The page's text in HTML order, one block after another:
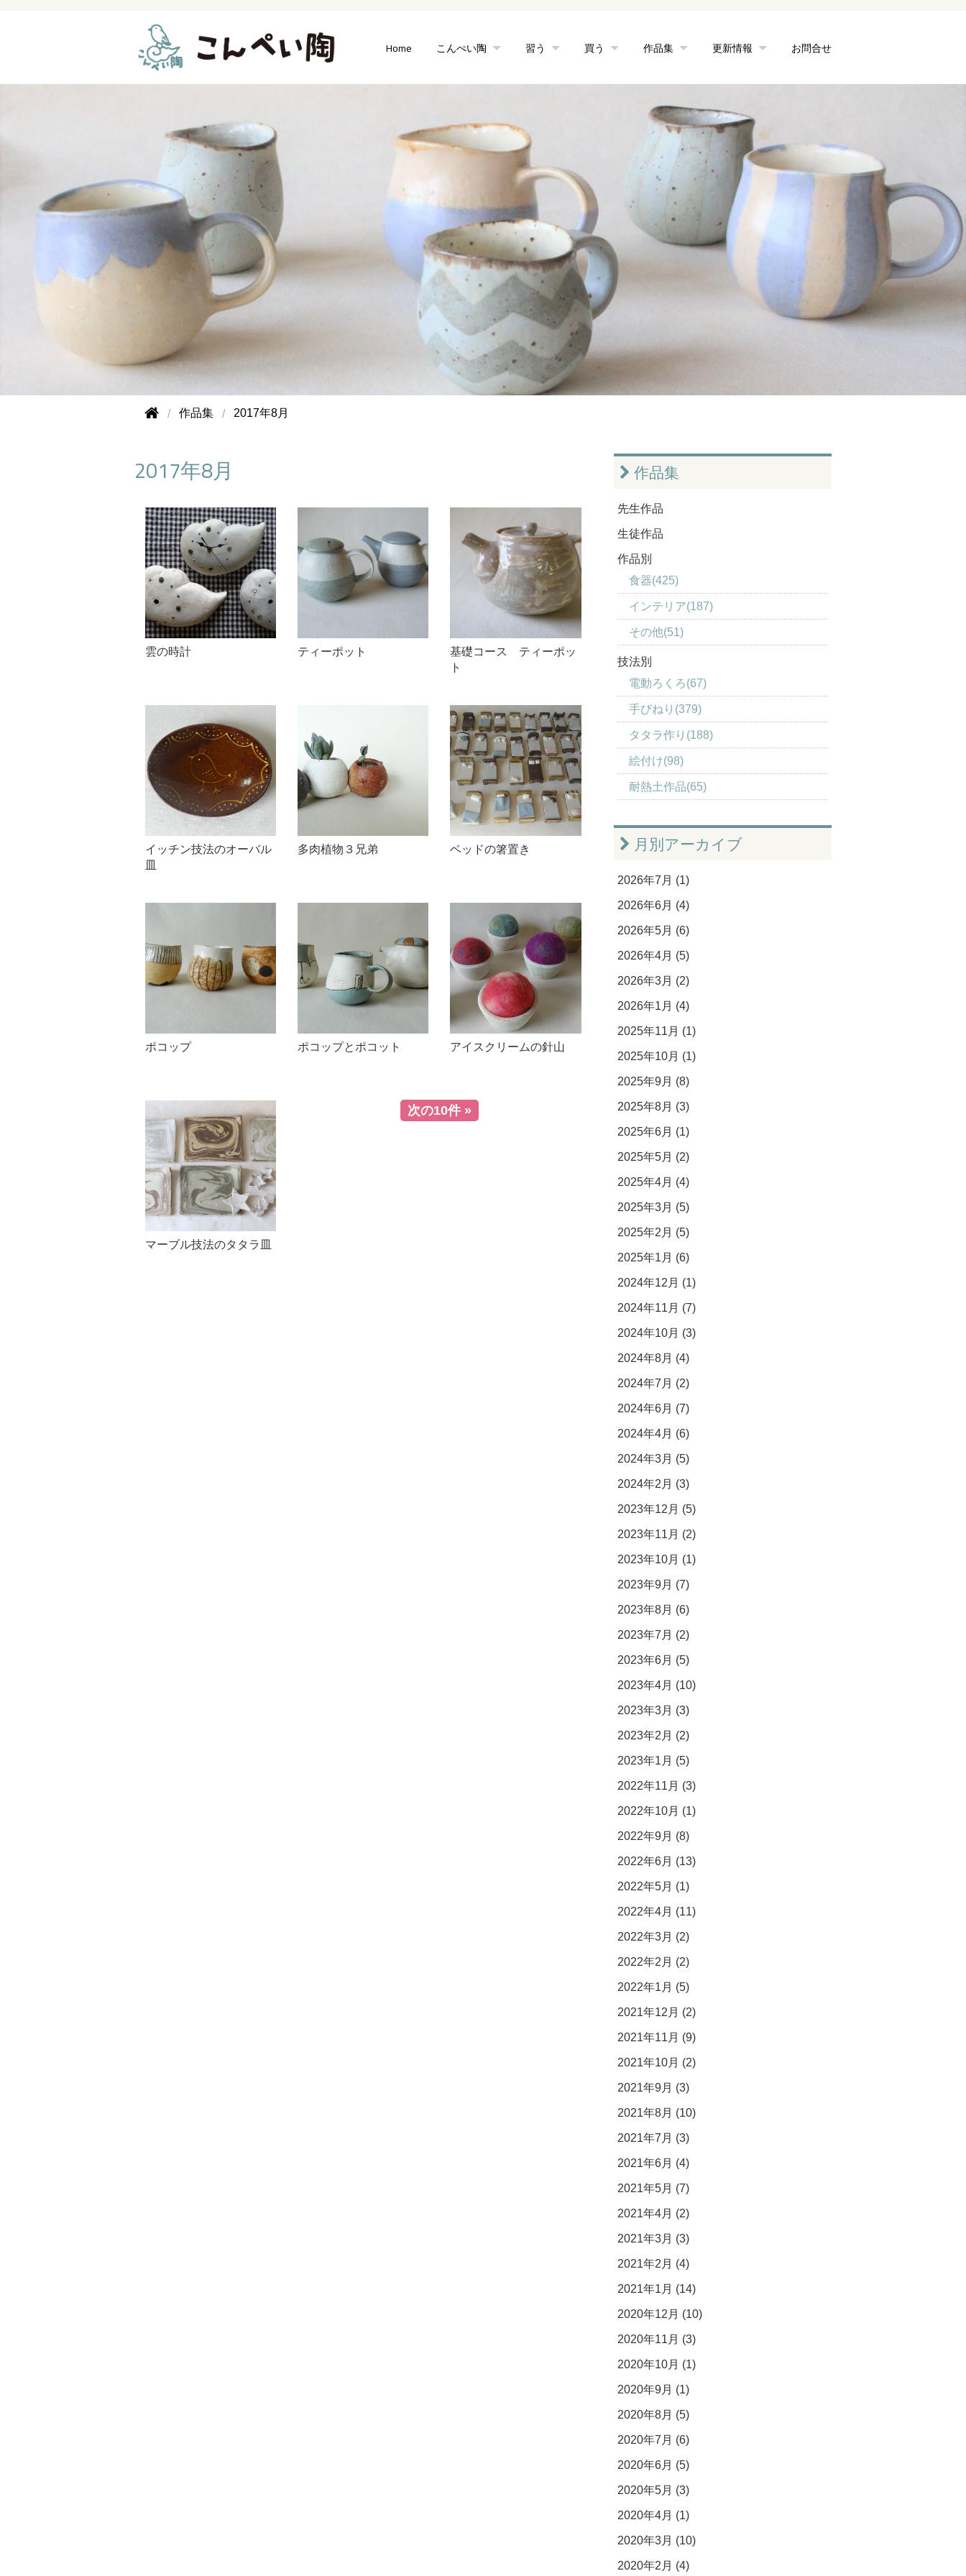
Home こんぺい陶 習う 買う 作品集 更新情報 お問合せ
作品集 2017年8月
2017年8月
雲の時計 ティーポット
基礎コース ティーポッ
ト
イッチン技法のオーバル
皿
多肉植物３兄弟 ベッドの箸置き
ポコップ ポコップとポコット アイスクリームの針山
マーブル技法のタタラ皿
次の10件
作品集
先生作品
生徒作品
作品別
食器(425)
インテリア(187)
その他(51)
技法別
電動ろくろ(67)
手びねり(379)
タタラ作り(188)
絵付け(98)
耐熱土作品(65)
月別アーカイブ
2026年7月 (1)
2026年6月 (4)
2026年5月 (6)
2026年4月 (5)
2026年3月 (2)
2026年1月 (4)
2025年11月 (1)
2025年10月 (1)
2025年9月 (8)
2025年8月 (3)
2025年6月 (1)
2025年5月 (2)
2025年4月 (4)
2025年3月 (5)
2025年2月 (5)
2025年1月 (6)
2024年12月 (1)
2024年11月 (7)
2024年10月 (3)
2024年8月 (4)
2024年7月 (2)
2024年6月 (7)
2024年4月 (6)
2024年3月 (5)
2024年2月 (3)
2023年12月 (5)
2023年11月 (2)
2023年10月 (1)
2023年9月 (7)
2023年8月 (6)
2023年7月 (2)
2023年6月 (5)
2023年4月 (10)
2023年3月 (3)
2023年2月 (2)
2023年1月 (5)
2022年11月 (3)
2022年10月 (1)
2022年9月 (8)
2022年6月 (13)
2022年5月 (1)
2022年4月 (11)
2022年3月 (2)
2022年2月 (2)
2022年1月 (5)
2021年12月 (2)
2021年11月 (9)
2021年10月 (2)
2021年9月 (3)
2021年8月 (10)
2021年7月 (3)
2021年6月 (4)
2021年5月 (7)
2021年4月 (2)
2021年3月 (3)
2021年2月 (4)
2021年1月 (14)
2020年12月 (10)
2020年11月 (3)
2020年10月 (1)
2020年9月 (1)
2020年8月 (5)
2020年7月 (6)
2020年6月 (5)
2020年5月 (3)
2020年4月 (1)
2020年3月 (10)
2020年2月 (4)